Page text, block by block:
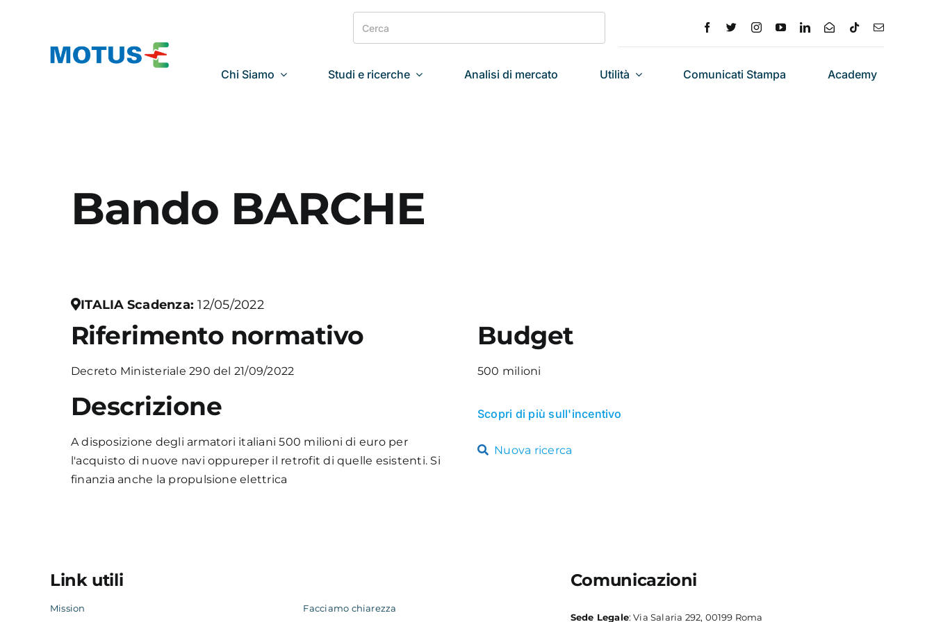
contenuto
Search
for:
Chi Siamo Studi e ricerche Analisi di mercato Utilità Comunicati Stampa Academy
Bando BARCHE
ITALIA Scadenza:12/05/2022
Riferimento normativo
Decreto Ministeriale 290 del 21/09/2022
Descrizione
A disposizione degli armatori italiani 500 milioni di euro per
l'acquisto di nuove navi oppureper il retrofit di quelle esistenti. Si
finanzia anche la propulsione elettrica
Budget
500 milioni
Scopri di più sull'incentivo
Nuova ricerca
Link utili
Mission Facciamo chiarezza
Comunicazioni
Sede Legale: Via Salaria 292, 00199 Roma